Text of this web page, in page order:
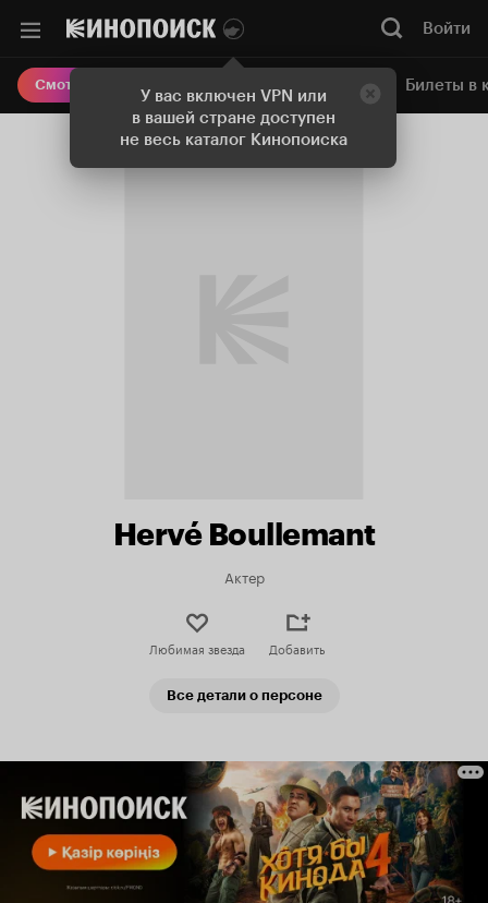
У вас включен VPN или
в вашей стране доступен
не весь каталог Кинопоиска
Войти
Смотреть кино Онлайн-кинотеатр Билеты в
Hervé Boullemant
Актер
Любимая звезда Добавить
Все детали о персоне